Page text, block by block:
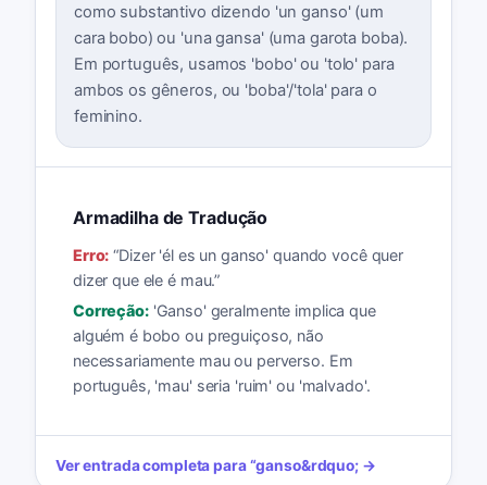
como substantivo dizendo 'un ganso' (um
cara bobo) ou 'una gansa' (uma garota boba).
Em português, usamos 'bobo' ou 'tolo' para
ambos os gêneros, ou 'boba'/'tola' para o
feminino.
Armadilha de Tradução
Erro: “Dizer 'él es un ganso' quando você quer
dizer que ele é mau.”
Correção: 'Ganso' geralmente implica que
alguém é bobo ou preguiçoso, não
necessariamente mau ou perverso. Em
português, 'mau' seria 'ruim' ou 'malvado'.
Ver entrada completa para“ganso&rdquo; →